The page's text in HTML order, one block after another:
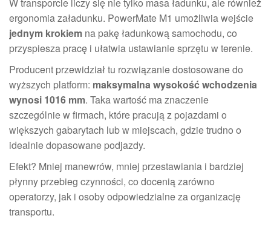
ergonomia załadunku. PowerMate M1 umożliwia wejście
jednym krokiem na pakę ładunkową samochodu, co
przyspiesza pracę i ułatwia ustawianie sprzętu w terenie.
Producent przewidział tu rozwiązanie dostosowane do
wyższych platform: maksymalna wysokość wchodzenia
wynosi 1016 mm. Taka wartość ma znaczenie
szczególnie w firmach, które pracują z pojazdami o
większych gabarytach lub w miejscach, gdzie trudno o
idealnie dopasowane podjazdy.
Efekt? Mniej manewrów, mniej przestawiania i bardziej
płynny przebieg czynności, co docenią zarówno
operatorzy, jak i osoby odpowiedzialne za organizację
transportu.